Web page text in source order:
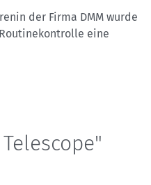
der Firma DMM wurde
eine